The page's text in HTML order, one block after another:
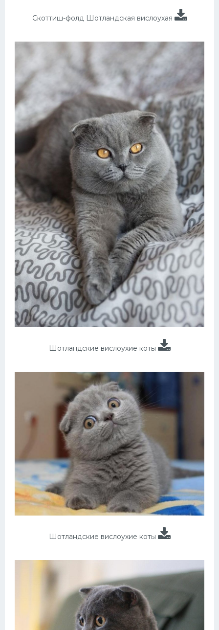
Скоттиш-фолд Шотландская вислоухая
Шотландские вислоухие коты
Шотландские вислоухие коты